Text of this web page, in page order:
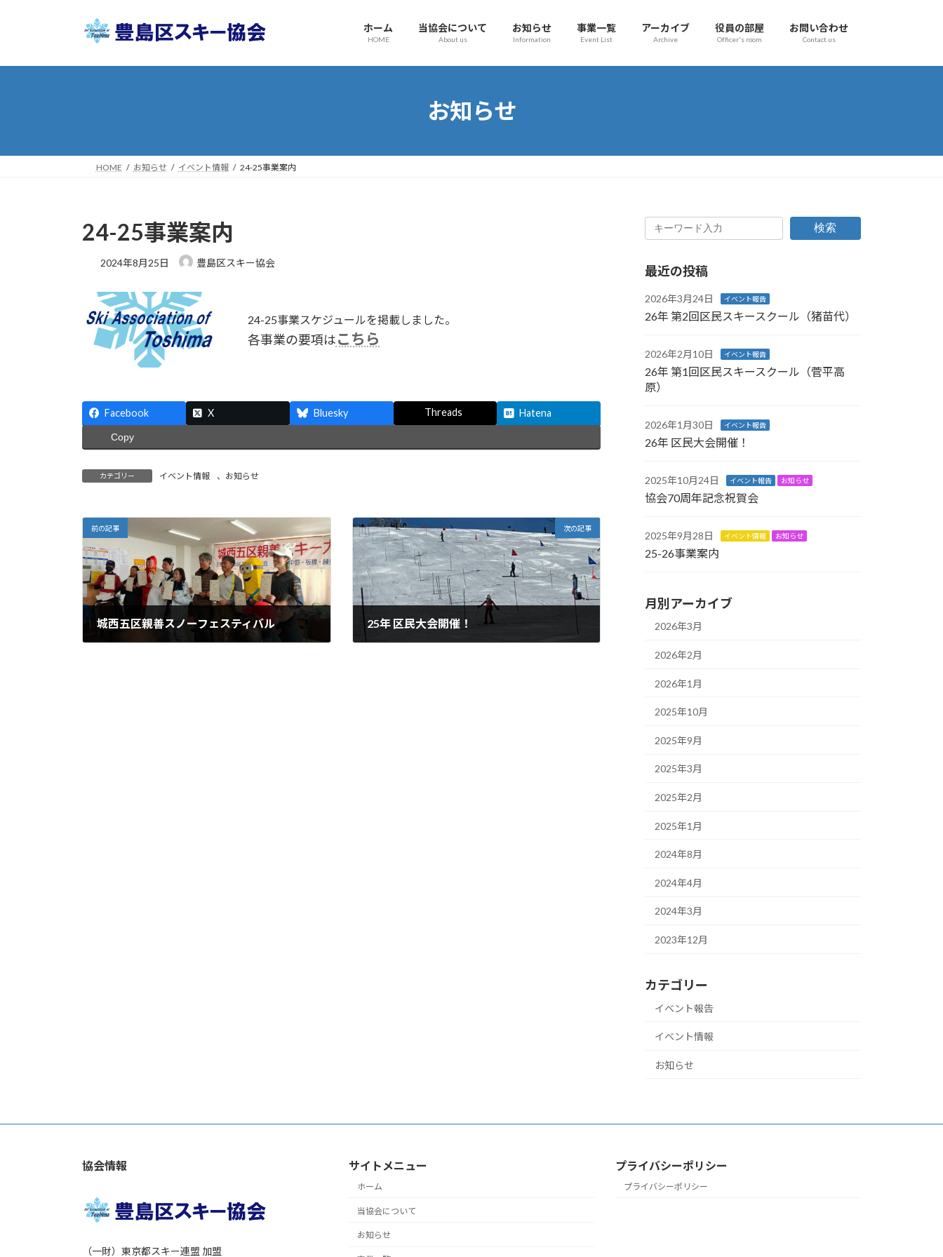
プ
動
ホーム
HOME
当協会について
About us
お知らせ
Information
事業一覧
Event List
アーカイブ
Archive
役員の部屋
Officer's room
お問い合わせ
Contact us
お知らせ
HOME お知らせ イベント情報 24-25事業案内
24-25事業案内
2024年8月25日 豊島区スキー協会
24-25事業スケジュールを掲載しました。
各事業の要項はこちら
Facebook X Bluesky Threads Hatena
Copy
カテゴリー イベント情報 、 お知らせ
前の記事
城西五区親善スノーフェスティバル
次の記事
25年 区民大会開催！
検索
最近の投稿
2026年3月24日 イベント報告
26年 第2回区民スキースクール（猪苗代）
2026年2月10日 イベント報告
26年 第1回区民スキースクール（菅平高
原）
2026年1月30日 イベント報告
26年 区民大会開催！
2025年10月24日 イベント報告 お知らせ
協会70周年記念祝賀会
2025年9月28日 イベント情報 お知らせ
25-26事業案内
月別アーカイブ
2026年3月
2026年2月
2026年1月
2025年10月
2025年9月
2025年3月
2025年2月
2025年1月
2024年8月
2024年4月
2024年3月
2023年12月
カテゴリー
イベント報告
イベント情報
お知らせ
協会情報
（一財）東京都スキー連盟 加盟
サイトメニュー
ホーム
当協会について
お知らせ
プライバシーポリシー
プライバシーポリシー